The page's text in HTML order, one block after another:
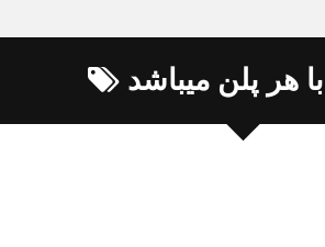
هر پلن میباشد